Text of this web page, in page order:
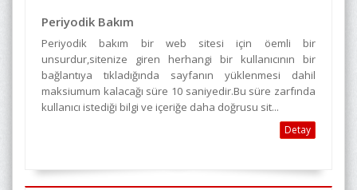
Periyodik Bakım
Periyodik bakım bir web sitesi için öemli bir
unsurdur,sitenize giren herhangi bir kullanıcının bir
bağlantıya tıkladığında sayfanın yüklenmesi dahil
maksiumum kalacağı süre 10 saniyedir.Bu süre zarfında
kullanıcı istediği bilgi ve içeriğe daha doğrusu sit...
Detay